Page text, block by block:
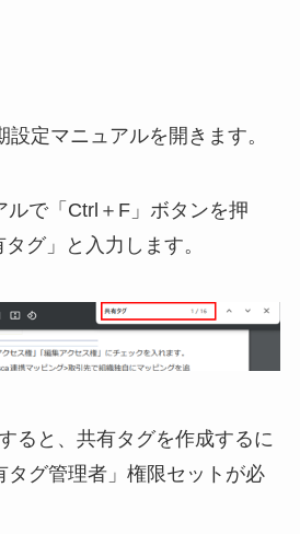
定マニュアルを開きます。
ルで「Ctrl＋F」ボタンを押
グ」と入力します。
ると、共有タグを作成するに
タグ管理者」権限セットが必